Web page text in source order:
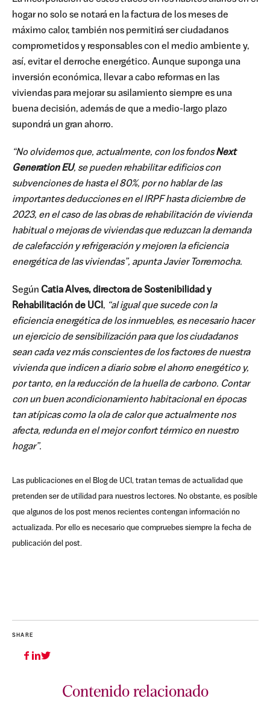
hogar no solo se notará en la factura de los meses de
máximo calor, también nos permitirá ser ciudadanos
comprometidos y responsables con el medio ambiente y,
así, evitar el derroche energético. Aunque suponga una
inversión económica, llevar a cabo reformas en las
viviendas para mejorar su asilamiento siempre es una
buena decisión, además de que a medio-largo plazo
supondrá un gran ahorro.
“No olvidemos que, actualmente, con los fondosNext
Generation EU, se pueden rehabilitar edificios con
subvenciones de hasta el 80%, por no hablar de las
importantes deducciones en el IRPF hasta diciembre de
2023, en el caso de las obras de rehabilitación de vivienda
habitual o mejoras de viviendas que reduzcan la demanda
de calefacción y refrigeración y mejoren la eficiencia
energética de las viviendas”, apunta Javier Torremocha.
Según Catia Alves, directora de Sostenibilidad y
Rehabilitación de UCI, “al igual que sucede con la
eficiencia energética de los inmuebles, es necesario hacer
un ejercicio de sensibilización para que los ciudadanos
sean cada vez más conscientes de los factores de nuestra
vivienda que indicen a diario sobre el ahorro energético y,
por tanto, en la reducción de la huella de carbono. Contar
con un buen acondicionamiento habitacional en épocas
tan atípicas como la ola de calor que actualmente nos
afecta, redunda en el mejor confort térmico en nuestro
hogar”.
Las publicaciones en el Blog de UCI, tratan temas de actualidad que
pretenden ser de utilidad para nuestros lectores. No obstante, es posible
que algunos de los post menos recientes contengan información no
actualizada. Por ello es necesario que compruebes siempre la fecha de
publicación del post.
SHARE
Contenido relacionado